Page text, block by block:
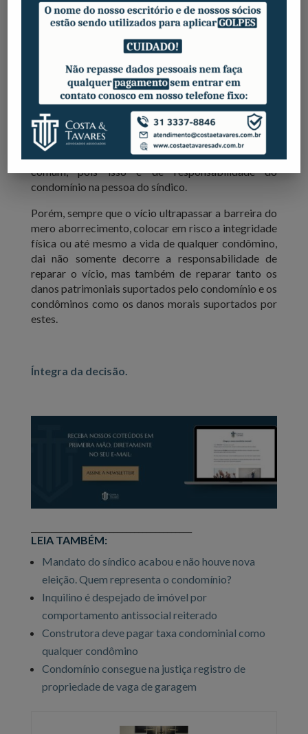
por estar diretamente relacionada com valores
eminentemente espirituais e morais, bastando a
fato que a ocasionou, o que restou demonstrado
acima.
Conforme já destacado acima, os condôminos,
individualmente e em nome próprio não possuem
legitimidade ativa para pleitear os reparos da área
comum, pois isso é de responsabilidade do
condomínio na pessoa do síndico.
Porém, sempre que o vício ultrapassar a barreira do
mero aborrecimento, colocar em risco a integridade
física ou até mesmo a vida de qualquer condômino,
dai não somente decorre a responsabilidade de
reparar o vício, mas também de reparar tanto os
danos patrimoniais suportados pelo condomínio e os
condôminos como os danos morais suportados por
estes.
Íntegra da decisão.
LEIA TAMBÉM:
Mandato do síndico acabou e não houve nova
eleição. Quem representa o condomínio?
Inquilino é despejado de imóvel por
comportamento antissocial reiterado
Construtora deve pagar taxa condominial como
qualquer condômino
Condomínio consegue na justiça registro de
propriedade de vaga de garagem